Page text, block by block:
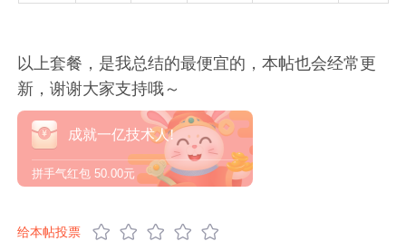
以上套餐，是我总结的最便宜的，本帖也会经常更
新，谢谢大家支持哦～
成就一亿技术人!
拼手气红包 50.00元
给本帖投票